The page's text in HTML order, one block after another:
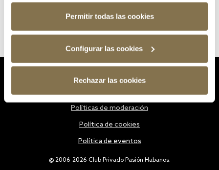
Permitir todas las cookies
Configurar las cookies
Rechazar las cookies
@ 2006-2026 Club Privado Pasión Habanos.
Políticas de moderación
Política de cookies
Política de eventos